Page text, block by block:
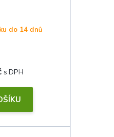
do 14 dnů